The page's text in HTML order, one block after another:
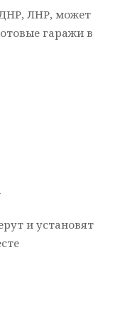
ЛНР, может
гаражи в
и установят